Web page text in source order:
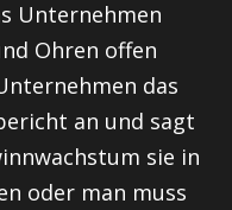
Unternehmen
Ohren offen
das
an und sagt
sie in
oder man muss